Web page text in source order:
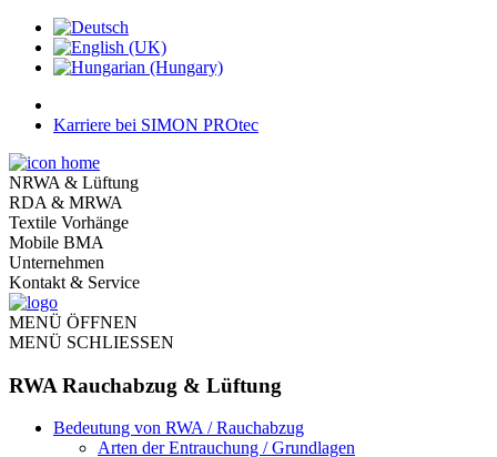
Karriere bei SIMON PROtec
NRWA & Lüftung
RDA & MRWA
Textile Vorhänge
Mobile BMA
Unternehmen
Kontakt & Service
MENÜ ÖFFNEN
MENÜ SCHLIESSEN
RWA Rauchabzug & Lüftung
Bedeutung von RWA / Rauchabzug
Arten der Entrauchung / Grundlagen